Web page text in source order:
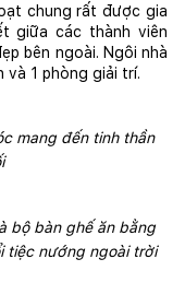
chung rất được gia
giữa các thành viên
bên ngoài. Ngôi nhà
và 1 phòng giải trí.
mang đến tinh thần
bộ bàn ghế ăn bằng
tiệc nướng ngoài trời